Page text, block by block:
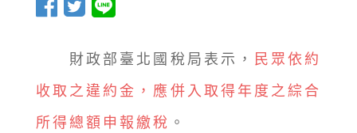
財政部臺北國稅局表示，
民眾依約
收取之違約金，應併入取得年度之綜合
所得總額申報繳稅 。